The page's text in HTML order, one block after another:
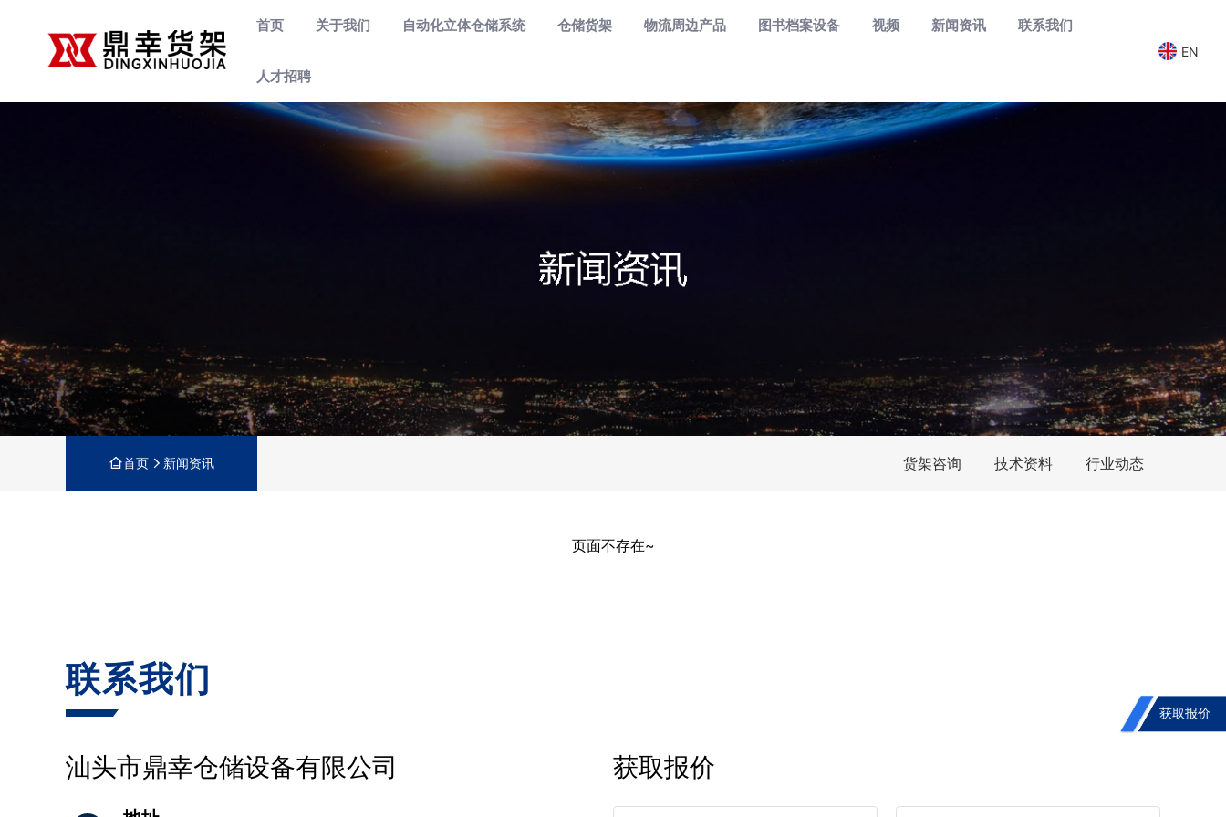
首页 关于我们 自动化立体仓储系统 仓储货架 物流周边产品 图书档案设备 视频 新闻资讯 联系我们
人才招聘
EN
首页 新闻资讯 货架咨询 技术资料 行业动态
页面不存在~
联系我们
汕头市鼎幸仓储设备有限公司 获取报价
获取报价